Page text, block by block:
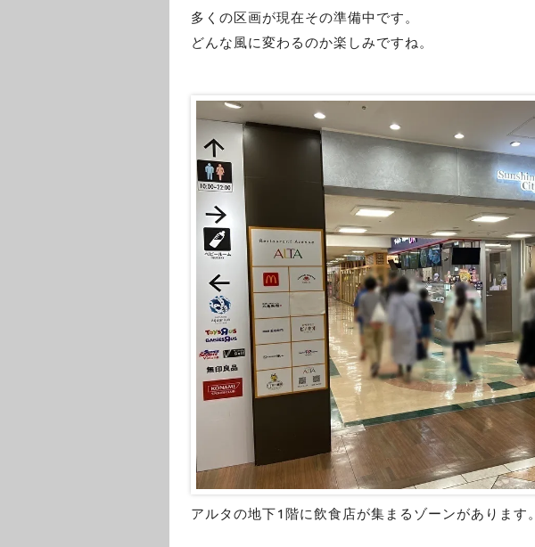
多くの区画が現在その準備中です。
どんな風に変わるのか楽しみですね。
アルタの地下1階に飲食店が集まるゾーンがあります。